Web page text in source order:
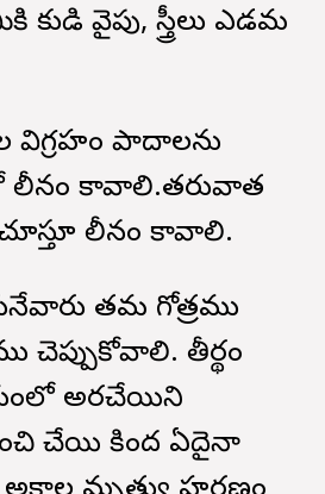
కుడి వైపు, స్త్రీలు ఎడమ
పాదాలను
లీనం కావాలి.తరువాత
లీనం కావాలి.
తమ గోత్రము
చెప్పుకోవాలి. తీర్థం
అరచేయిని
చేయి కింద ఏదైనా